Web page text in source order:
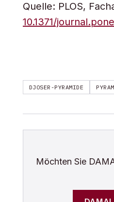
Quelle: PLOS,
10.1371/
DJOSER-PYRAMIDE
Möchten Sie